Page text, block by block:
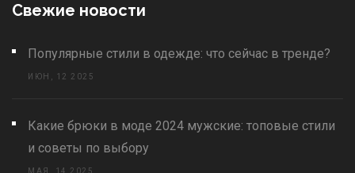
Свежие новости
Популярные стили в одежде: что сейчас в тренде?
ИЮН, 12 2025
Какие брюки в моде 2024 мужские: топовые стили
и советы по выбору